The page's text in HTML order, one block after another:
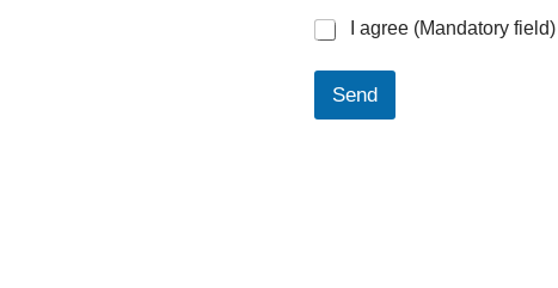
I agree (Mandatory field)
Send